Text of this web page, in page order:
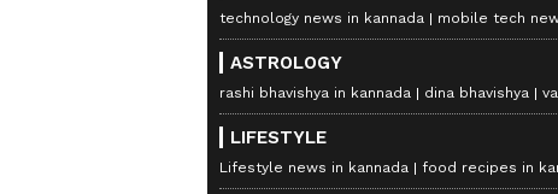
technology news in kannada mobile tech
ASTROLOGY
rashi bhavishya in kannada dina bhavishya
LIFESTYLE
Lifestyle news in kannada food recipes in